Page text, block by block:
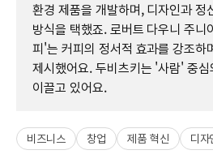
환경 제품을 개발하며, 디자인과 정
방식을 택했죠. 로버트 다우니 주니
피'는 커피의 정서적 효과를 강조하
제시했어요. 두비츠키는 '사람' 중
이끌고 있어요.
비즈니스 창업 제품 혁신 디자